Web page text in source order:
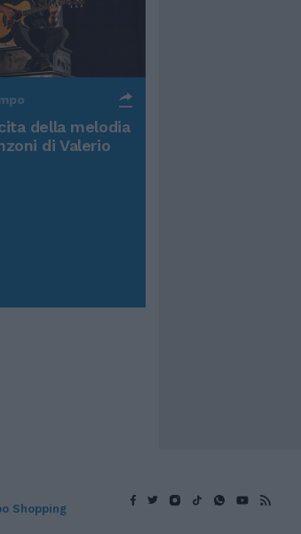
della melodia
di Valerio
Shopping